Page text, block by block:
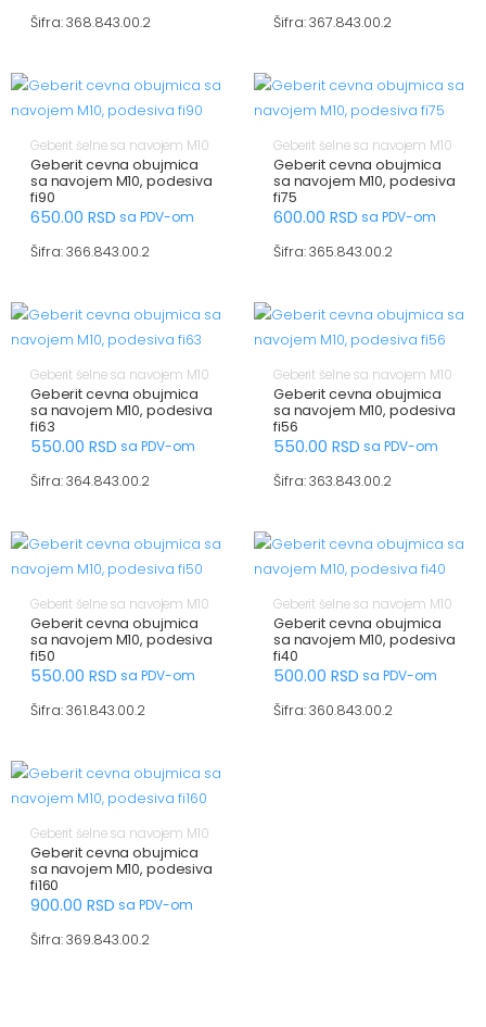
Šifra: 368.843.00.2
Šifra: 367.843.00.2
Geberit šelne sa navojem M10
Geberit cevna obujmica
sa navojem M10, podesiva
fi90
650.00 RSD sa PDV-om
Šifra: 366.843.00.2
Geberit šelne sa navojem M10
Geberit cevna obujmica
sa navojem M10, podesiva
fi75
600.00 RSD sa PDV-om
Šifra: 365.843.00.2
Geberit šelne sa navojem M10
Geberit cevna obujmica
sa navojem M10, podesiva
fi63
550.00 RSD sa PDV-om
Šifra: 364.843.00.2
Geberit šelne sa navojem M10
Geberit cevna obujmica
sa navojem M10, podesiva
fi56
550.00 RSD sa PDV-om
Šifra: 363.843.00.2
Geberit šelne sa navojem M10
Geberit cevna obujmica
sa navojem M10, podesiva
fi50
550.00 RSD sa PDV-om
Šifra: 361.843.00.2
Geberit šelne sa navojem M10
Geberit cevna obujmica
sa navojem M10, podesiva
fi40
500.00 RSD sa PDV-om
Šifra: 360.843.00.2
Geberit šelne sa navojem M10
Geberit cevna obujmica
sa navojem M10, podesiva
fi160
900.00 RSD sa PDV-om
Šifra: 369.843.00.2